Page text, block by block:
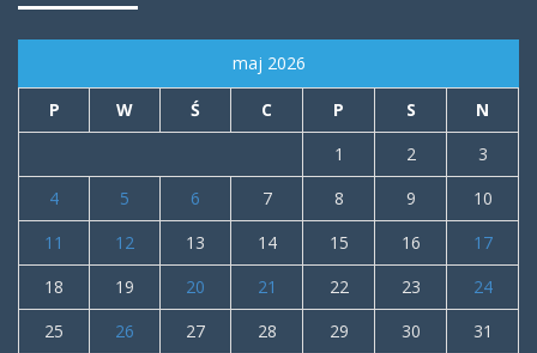
maj 2026
P W Ś C P S
N
1
2
3
4
5 6 7 8 9
10
11
12 13 14 15 16
17
18
19 20 21 22 23
24
25
26 27 28 29 30
31